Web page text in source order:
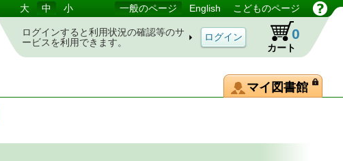
大 中 小 一般のページ English こどものページ
ログインすると利用状況の確認等のサ
ービスを利用できます。
カート
0
マイ図書館